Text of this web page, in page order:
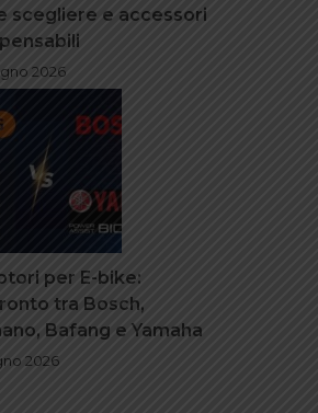
scegliere e accessori
2026
per E-bike:
tra Bosch,
Bafang e Yamaha
2026